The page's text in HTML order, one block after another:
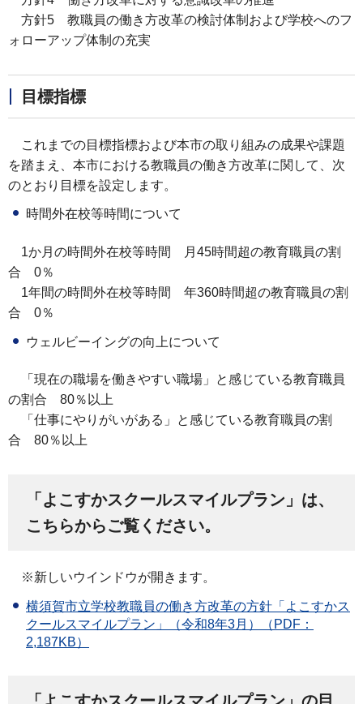
方針5 教職員の働き方改革の検討体制および学校へのフ
ォローアップ体制の充実
目標指標
これまでの目標指標および本市の取り組みの成果や課題
を踏まえ、本市における教職員の働き方改革に関して、次
のとおり目標を設定します。
時間外在校等時間について
1か月の時間外在校等時間 月45時間超の教育職員の割
合 0％
1年間の時間外在校等時間 年360時間超の教育職員の割
合 0％
ウェルビーイングの向上について
「現在の職場を働きやすい職場」と感じている教育職員
の割合 80％以上
「仕事にやりがいがある」と感じている教育職員の割
合 80％以上
「よこすかスクールスマイルプラン」は、
こちらからご覧ください。
※新しいウインドウが開きます。
横須賀市立学校教職員の働き方改革の方針「よこすかス
クールスマイルプラン」（令和8年3月）（PDF：
2,187KB）